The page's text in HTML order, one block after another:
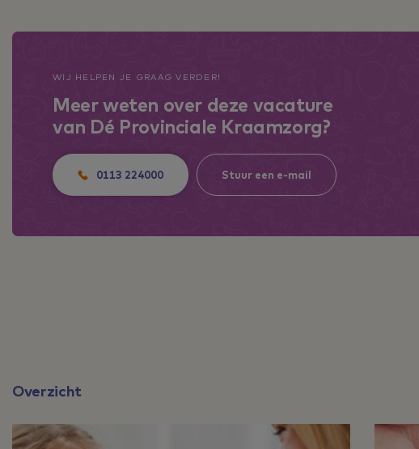
WIJ HELPEN JE GRAAG VERDER!
Meer weten over deze vacature
van Dé Provinciale Kraamzorg?
0113 224000 Stuur een e-mail
Overzicht